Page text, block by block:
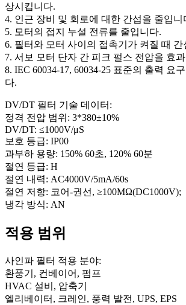
상시킵니다.
4. 인근 장비 및 회로에 대한 간섭을 줄입니
5. 모터의 접지 누설 전류를 줄입니다.
6. 필터와 모터 사이의 접촉기가 켜질 때 간
7. 서보 모터 단자 간 피크 펄스 전압을 효
8. IEC 60034-17, 60034-25 표준의 출력 요
다.
DV/DT 필터 기술 데이터:
정격 전압 범위: 3*380±10%
DV/DT: ≤1000V/μS
보호 등급: IP00
과부하 용량: 150% 60초, 120% 60분
절연 등급: H
절연 내력: AC4000V/5mA/60s
절연 저항: 코어-권선, ≥100MΩ(DC1000V);
냉각 방식: AN
적용 범위
사인파 필터 적용 분야:
환풍기, 컨베이어, 펌프
HVAC 설비, 압축기
엘리베이터, 크레인, 풍력 발전, UPS, EPS